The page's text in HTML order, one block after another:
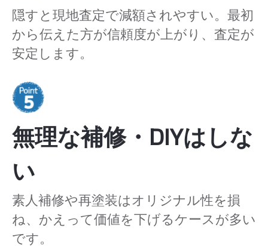
隠すと現地査定で減額されやすい。最初
から伝えた方が信頼度が上がり、査定が
安定します。
無理な補修・DIYはしな
い
素人補修や再塗装はオリジナル性を損
ね、かえって価値を下げるケースが多い
です。